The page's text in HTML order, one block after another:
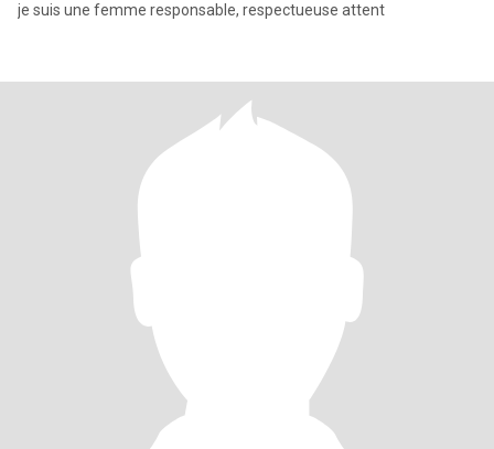
je suis une femme responsable, respectueuse attent